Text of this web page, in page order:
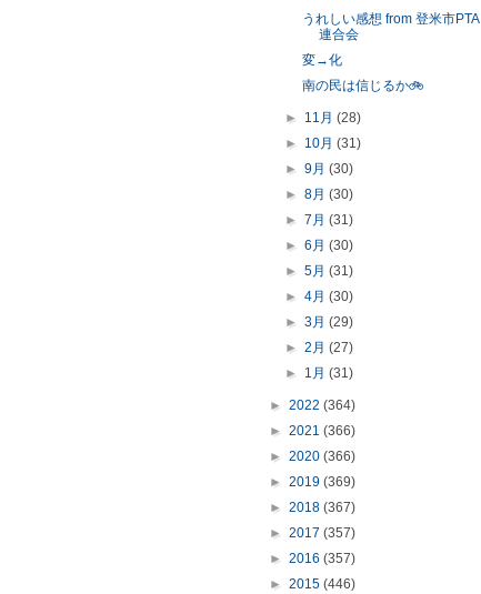
うれしい感想 from 登米市PTA
連合会
変→化
南の民は信じるか🚲
► 11月(28)
► 10月(31)
►9月(30)
►8月(30)
►7月(31)
►6月(30)
►5月(31)
►4月(30)
►3月(29)
►2月(27)
► 1月(31)
► 2022 (364)
► 2021 (366)
► 2020 (366)
► 2019 (369)
► 2018 (367)
► 2017 (357)
► 2016 (357)
► 2015 (446)